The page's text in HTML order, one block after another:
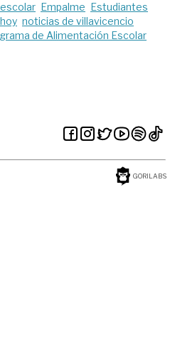
Empalme Estudiantes
noticias de villavicencio
de Alimentación Escolar
GORILABS